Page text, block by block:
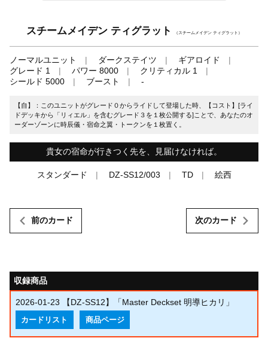
スチームメイデン ティグラット （スチームメイデン ティグラット）
ノーマルユニット ダークステイツ
ギアロイド
グレード 1
パワー 8000
クリティカル 1
シールド 5000
ブースト -
【自】：このユニットがグレード０からライドして登場した時、【コスト】[ライ
ドデッキから「リィエル」を含むグレード３を１枚公開する]ことで、あなたのオ
ーダーゾーンに時辰儀・宿命之翼・トークンを１枚置く。
貴女の宿命が行きつく先を、見届けなければ。
スタンダード DZ-SS12/003 TD 絵西
前のカード 次のカード
収録商品
2026-01-23 【DZ-SS12】「Master Deckset 明導ヒカリ」
カードリスト 商品ページ